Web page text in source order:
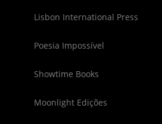
Lisbon International Press
Poesia Impossível
Showtime Books
Moonlight Edições